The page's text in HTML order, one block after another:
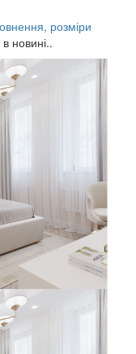
розміри
новині..